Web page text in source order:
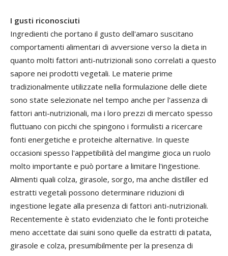
I gusti riconosciuti
Ingredienti che portano il gusto dell'amaro suscitano
comportamenti alimentari di avversione verso la dieta in
quanto molti fattori anti-nutrizionali sono correlati a questo
sapore nei prodotti vegetali. Le materie prime
tradizionalmente utilizzate nella formulazione delle diete
sono state selezionate nel tempo anche per l'assenza di
fattori anti-nutrizionali, ma i loro prezzi di mercato spesso
fluttuano con picchi che spingono i formulisti a ricercare
fonti energetiche e proteiche alternative. In queste
occasioni spesso l'appetibilità del mangime gioca un ruolo
molto importante e può portare a limitare l'ingestione.
Alimenti quali colza, girasole, sorgo, ma anche distiller ed
estratti vegetali possono determinare riduzioni di
ingestione legate alla presenza di fattori anti-nutrizionali.
Recentemente è stato evidenziato che le fonti proteiche
meno accettate dai suini sono quelle da estratti di patata,
girasole e colza, presumibilmente per la presenza di